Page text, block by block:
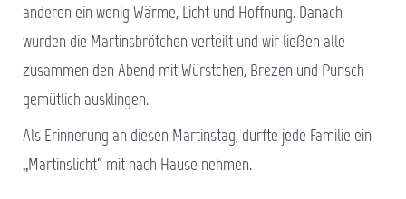
anderen ein wenig Wärme, Licht und Hoffnung. Danach
wurden die Martinsbrötchen verteilt und wir ließen alle
zusammen den Abend mit Würstchen, Brezen und Punsch
gemütlich ausklingen.
Als Erinnerung an diesen Martinstag, durfte jede Familie ein
„Martinslicht“ mit nach Hause nehmen.